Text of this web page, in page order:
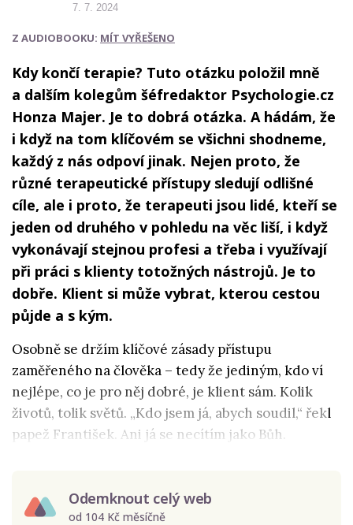
Z AUDIOBOOKU: MÍT VYŘEŠENO
Kdy končí terapie? Tuto otázku položil mně
a dalším kolegům šéfredaktor Psychologie.cz
Honza Majer. Je to dobrá otázka. A hádám, že
i když na tom klíčovém se všichni shodneme,
každý z nás odpoví jinak. Nejen proto, že
různé terapeutické přístupy sledují odlišné
cíle, ale i proto, že terapeuti jsou lidé, kteří se
jeden od druhého v pohledu na věc liší, i když
vykonávají stejnou profesi a třeba i využívají
při práci s klienty totožných nástrojů. Je to
dobře. Klient si může vybrat, kterou cestou
půjde a s kým.
Osobně se držím klíčové zásady přístupu
zaměřeného na člověka – tedy že jediným, kdo ví
nejlépe, co je pro něj dobré, je klient sám. Kolik
životů, tolik světů. „Kdo jsem já, abych soudil,“ řekl
papež František. Ani já se necítím jako Bůh.
Odemknout celý web
od 104 Kč měsíčně
7. 7. 2024